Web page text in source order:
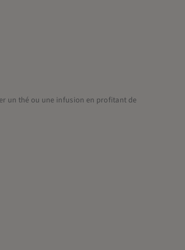
un thé ou une infusion en profitant de